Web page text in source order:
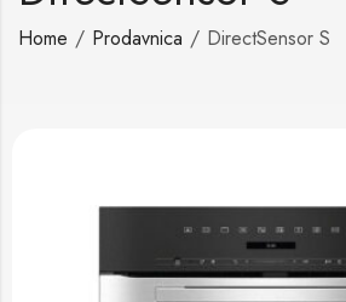
Home Prodavnica DirectSensor S